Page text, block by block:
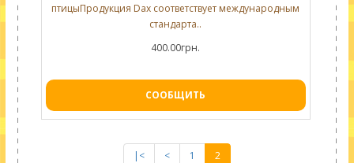
птицыПродукция Dax соответствует международным
стандарта..
400.00грн.
СООБЩИТЬ
|< < 1 2